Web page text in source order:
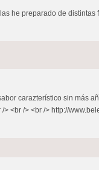
he preparado de distintas
carazterístico sin más
<br /> <br /> http://